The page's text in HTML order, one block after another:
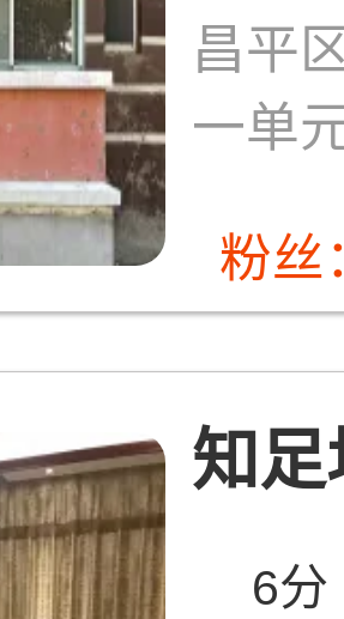
昌平
一单
粉丝
知足
6分